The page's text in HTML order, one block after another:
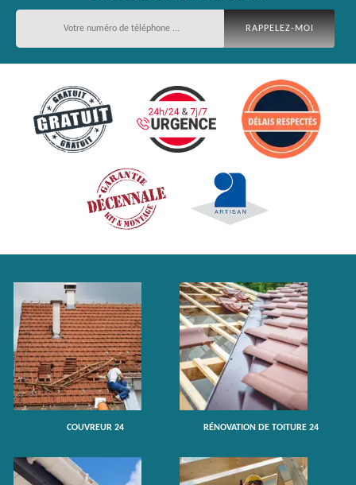
COUVREUR 24 RÉNOVATION DE TOITURE 24